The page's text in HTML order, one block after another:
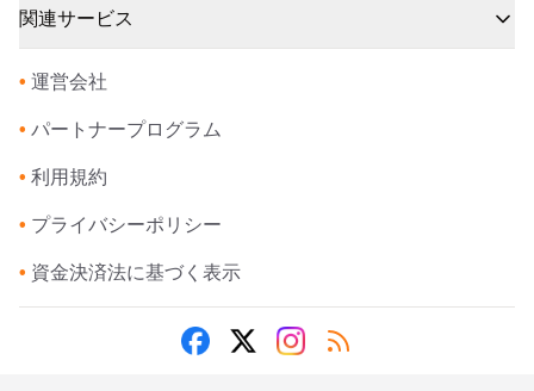
関連サービス
• 運営会社
• パートナープログラム
• 利用規約
• プライバシーポリシー
• 資金決済法に基づく表示